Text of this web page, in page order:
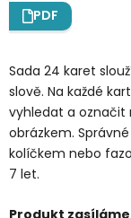
Sada 24 karet
slově. Na každé
vyhledat a označit
obrázkem.
kolíčkem nebo
7 let.
Produkt
PDF